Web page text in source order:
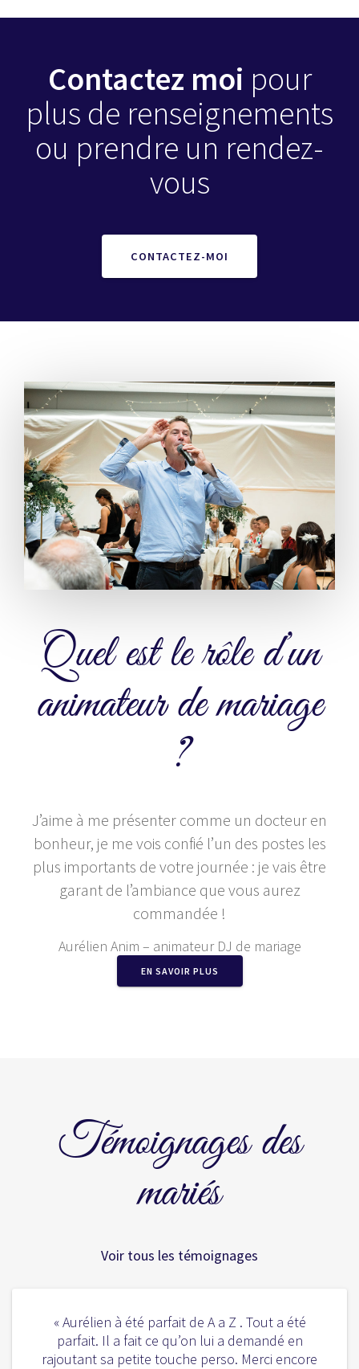
Contactez moi pour
plus de renseignements
ou prendre un rendez-
vous
CONTACTEZ-MOI
Quel est le rôle d’un
animateur de mariage
?
J’aime à me présenter comme un docteur en
bonheur, je me vois confié l’un des postes les
plus importants de votre journée : je vais être
garant de l’ambiance que vous aurez
commandée !
Aurélien Anim – animateur DJ de mariage
EN SAVOIR PLUS
Témoignages des
mariés
Voir tous les témoignages
« Aurélien à été parfait de A a Z . Tout a été
parfait. Il a fait ce qu’on lui a demandé en
rajoutant sa petite touche perso. Merci encore